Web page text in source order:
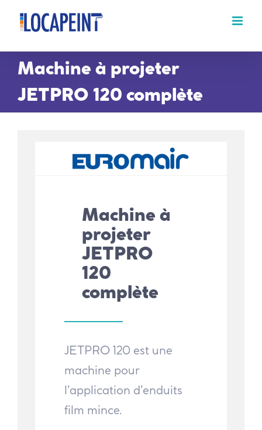
Passer
contenu
Machine à projeter
JETPRO 120 complète
Machine à
projeter
JETPRO
120
complète
JETPRO 120 est une
machine pour
l’application d’enduits
film mince.